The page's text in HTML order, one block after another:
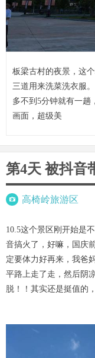
板梁古村的夜景，这
三道用来洗菜洗衣服
多不到5分钟就有一趟
画面，超级美
第4天 被抖音
 高椅岭旅游区
10.5这个景区刚开始是
音搞火了，好嘛，国庆
定要体力好再来，我爸
平路上走了走，然后阴
脱！！其实还是挺值的